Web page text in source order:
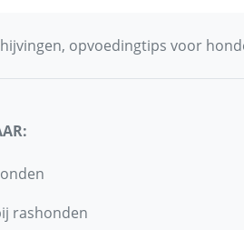
opvoedingtips voor
rashonden